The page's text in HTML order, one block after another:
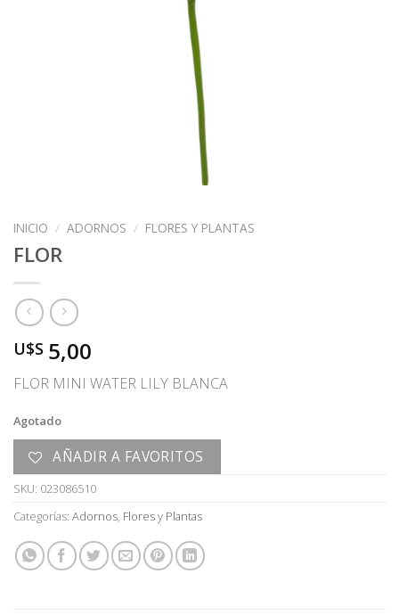
INICIO / ADORNOS / FLORES Y PLANTAS
FLOR
U$S 5,00
FLOR MINI WATER LILY BLANCA
Agotado
AÑADIR A FAVORITOS
SKU: 023086510
Categorías: Adornos, Flores y Plantas